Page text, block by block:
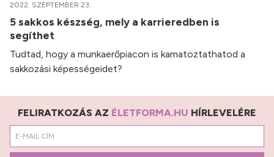
2022. SZEPTEMBER 23.
5 sakkos készség, mely a karrieredben is
segíthet
Tudtad, hogy a munkaerőpiacon is kamatoztathatod a
sakkozási képességeidet?
FELIRATKOZÁS AZ ÉLETFORMA.HU HÍRLEVELÉRE